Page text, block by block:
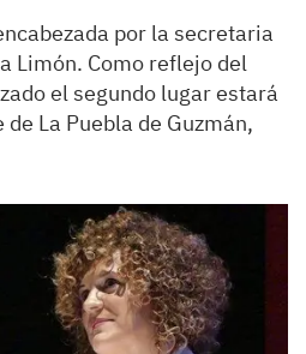
por la secretaria
Limón. Como reflejo del
el segundo lugar estará
La Puebla de Guzmán,